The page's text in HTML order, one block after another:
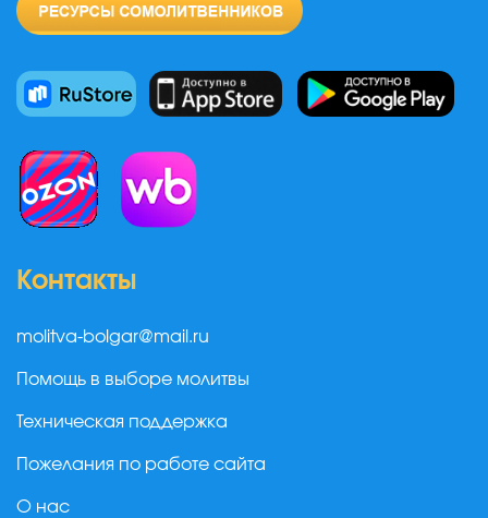
Контакты
molitva-bolgar@mail.ru
Помощь в выборе молитвы
Техническая поддержка
Пожелания по работе сайта
О нас